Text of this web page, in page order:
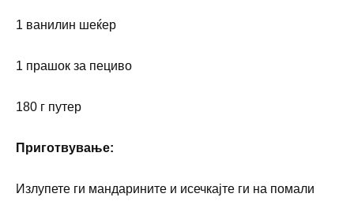
1 ванилин шеќер
1 прашок за пециво
180 г путер
П риготвување:
Излупете ги мандарините и исечкајте ги на помали